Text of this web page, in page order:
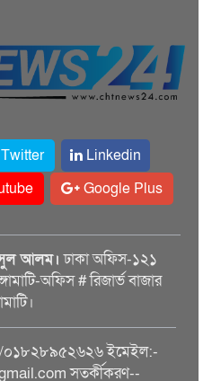
Twitter
Linkedin
Google Plus
আলম। ঢাকা অফিস-১২১
অফিস # রিজার্ভ বাজার
ইমেইল:-
সতর্কীকরণ--